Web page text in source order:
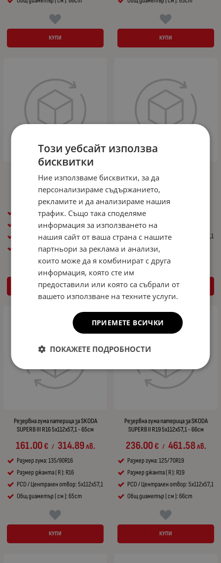
КУПИ КУПИ
SUPERB III R18 5x112x57,1 - 63см
190.00€ / 371.61 лв.
Размер гума: 125/70R18
Размер джанта ( R ): R18
PCD / Централен отвор: 5x112x57,1
Общ диаметър ( см ): 63cm
КУПИ
SUPERB III R17 5x112x57,1 - 63см
186.00 € / 363.78
Размер гума: 125/80R17
Размер джанта ( R ): R17
PCD / Централен отвор: 5x112x57,1
Общ диаметър ( см ): 63cm
КУПИ
Резервна гума патерица за SKODA
SUPERB III R16 5x112x57,1 - 65см
161.00€ / 314.89лв.
Размер гума: 135/90R16
Размер джанта ( R ): R16
PCD / Централен отвор: 5x112x57,1
Общ диаметър ( см ): 65cm
КУПИ
Резервна гума патерица за SKODA
SUPERB II R19 5x112x57,1 - 66см
236.00€ / 461.58лв.
Размер гума: 125/70R19
Размер джанта ( R ): R19
PCD / Централен отвор: 5x112x57,1
Общ диаметър ( см ): 66cm
КУПИ
Този уебсайт използва
бисквитки
Ние използваме бисквитки, за да
персонализираме съдържанието,
рекламите и да анализираме нашия
трафик. Също така споделяме
информация за използването на
нашия сайт от ваша страна с нашите
партньори за реклама и анализи,
които може да я комбинират с друга
информация, която сте им
предоставили или която са събрали от
вашето използване на техните услуги.
ПРИЕМЕТЕ ВСИЧКИ
ПОКАЖЕТЕ ПОДРОБНОСТИ